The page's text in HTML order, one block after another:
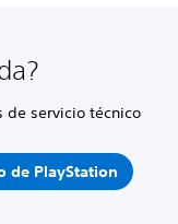
de servicio técnico
de PlayStation